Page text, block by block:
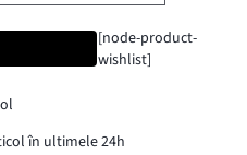
[node-product-
wishlist]
în ultimele 24h